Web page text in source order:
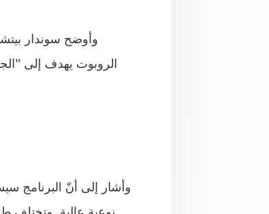
وأوضح سوندار
الروبوت يهدف إلى
وأشار إلى أنّ البرنامج